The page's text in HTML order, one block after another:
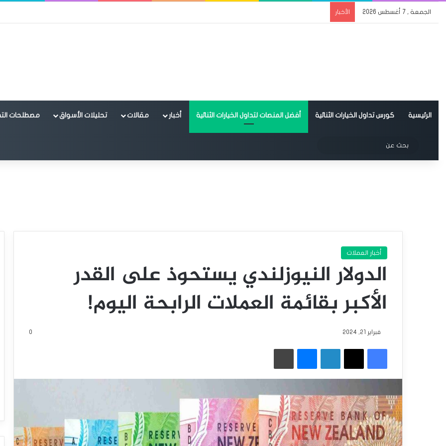
الجمعة , 7 أغسطس 2026 الأخبار
الرئيسية كورس تداول الخيارات الثنائية أفضل المنصات لتداول الخيارات الثنائية أخبار مقالات تحليلات الأسواق مصطلحات
الوضع المظلم
عن
أخبار العملات
الدولار النيوزلندي يستحوذ على القدر
الأكبر بقائمة العملات الرابحة اليوم!
فبراير 21, 2024 0
فيسبوك
‫X لينكدإن ماسنجر طباعة